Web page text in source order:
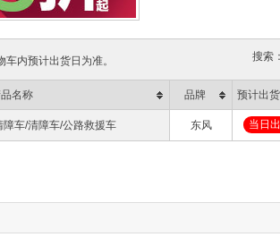
内预计出货日为准。 搜索：
名称 品牌 预计出货
障车/清障车/公路救援车 东风 当日